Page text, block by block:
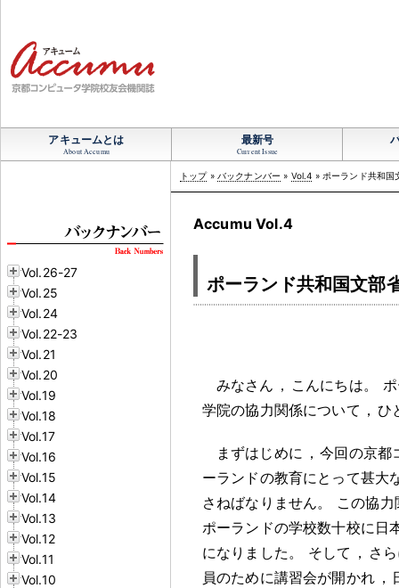
アキュームとは
About Accumu
最新号
Current Issue
Vol.26-27
Vol.25
Vol.24
Vol.22-23
Vol.21
Vol.20
Vol.19
Vol.18
Vol.17
Vol.16
Vol.15
Vol.14
Vol.13
Vol.12
Vol.11
Vol.10
トップ» バックナンバー » Vol.4 » ポーランド共和国
Accumu Vol.4
ポーランド共和国文部
みなさん ， こんにちは。
学院の協力関係について ， ひ
まずはじめに ， 今回の京都
ーランドの教育にとって甚大
さねばなりません。
この協
ポーランドの学校数十校に日
になりました 。 そして ， さ
員のために講習会が開かれ ，